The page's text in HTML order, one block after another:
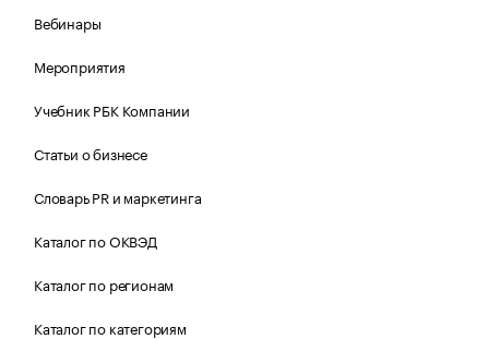
Вебинары
Мероприятия
Учебник РБК Компании
Статьи о бизнесе
Словарь PR и маркетинга
Каталог по ОКВЭД
Каталог по регионам
Каталог по категориям